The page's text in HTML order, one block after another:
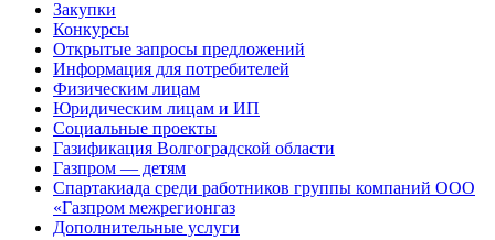
Закупки
Конкурсы
Открытые запросы предложений
Информация для потребителей
Физическим лицам
Юридическим лицам и ИП
Социальные проекты
Газификация Волгоградской области
Газпром — детям
Спартакиада среди работников группы компаний ООО
«Газпром межрегионгаз
Дополнительные услуги